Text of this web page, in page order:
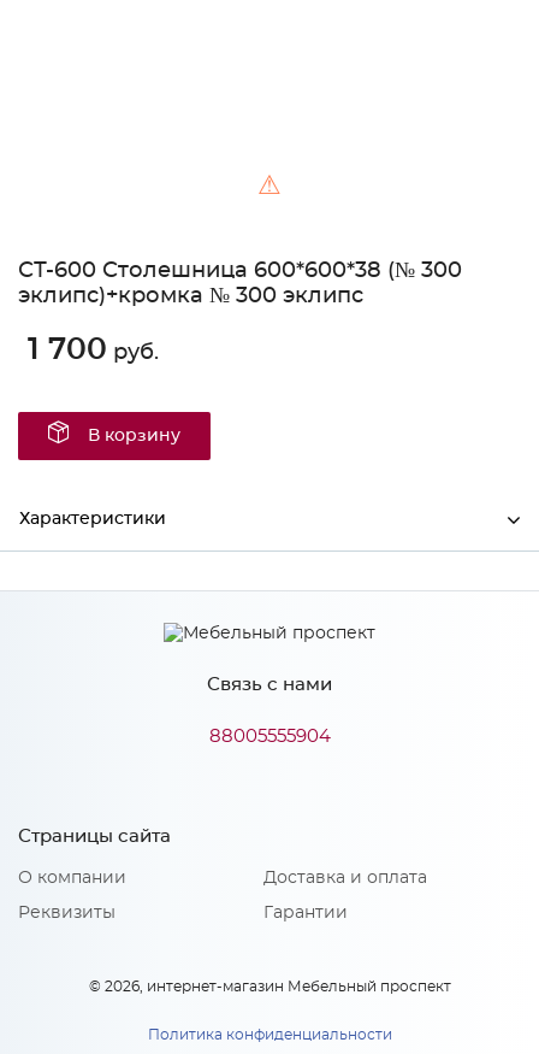
⚠
СТ-600 Столешница 600*600*38 (№ 300
эклипс)+кромка № 300 эклипс
1 700 руб.
В корзину
Характеристики
Ширина 600
38
600
СКИФ
Материал
Поверхность: матовая Основа выполнена из ДСП
повышенной влагостойкости
Количество упаковок: 1
Связь с нами
88005555904
Страницы сайта
О компании
Реквизиты
Доставка и оплата
Гарантии
© 2026, интернет-магазин Мебельный проспект
Политика конфиденциальности